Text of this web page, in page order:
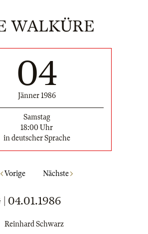
WALKÜRE
04
Jänner 1986
Samstag
18:00 Uhr
in deutscher Sprache
Vorige Nächste
04.01.1986
Reinhard Schwarz